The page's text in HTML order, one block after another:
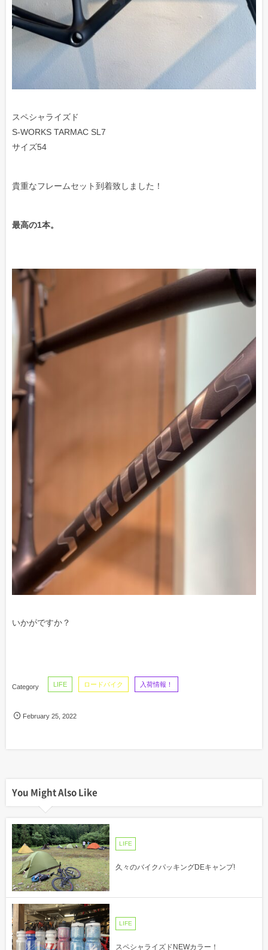
スペシャライズド
S-WORKS TARMAC SL7
サイズ54
貴重なフレームセット到着致しました！
最高の1本。
いかがですか？
LIFE ロードバイク 入荷情報！
February 25 ,2022
You Might Also Like
LIFE
久々のバイクパッキングDEキャンプ!
LIFE
スペシャライズドNEWカラー！